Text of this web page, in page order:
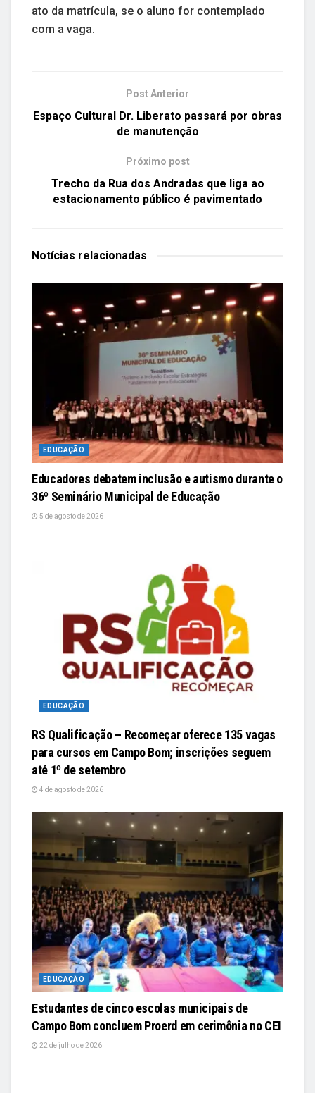
ato da matrícula, se o aluno for contemplado
com a vaga.
Post Anterior
Espaço Cultural Dr. Liberato passará por obras
de manutenção
Próximo post
Trecho da Rua dos Andradas que liga ao
estacionamento público é pavimentado
Notícias relacionadas
EDUCAÇÃO
Educadores debatem inclusão e autismo durante o
36º Seminário Municipal de Educação
5 de agosto de 2026
EDUCAÇÃO
RS Qualificação – Recomeçar oferece 135 vagas
para cursos em Campo Bom; inscrições seguem
até 1º de setembro
4 de agosto de 2026
EDUCAÇÃO
Estudantes de cinco escolas municipais de
Campo Bom concluem Proerd em cerimônia no CEI
22 de julho de 2026